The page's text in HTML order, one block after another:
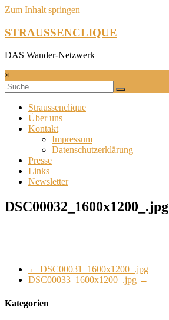
Zum Inhalt springen
STRAUSSENCLIQUE
DAS Wander-Netzwerk
×
Straussenclique
Über uns
Kontakt
Impressum
Datenschutzerklärung
Presse
Links
Newsletter
DSC00032_1600x1200_.jpg
← DSC00031_1600x1200_.jpg
DSC00033_1600x1200_.jpg →
Kategorien